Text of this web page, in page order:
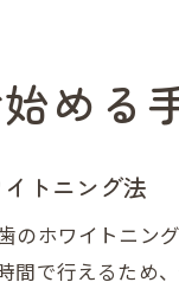
める
トニング法
のホワイトニン
間で行えるため